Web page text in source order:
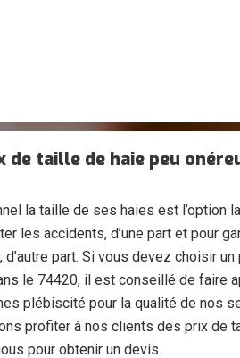
de taille de haie peu
la taille de ses haies est l’option
les accidents, d’une part et pour
part. Si vous devez choisir
le 74420, il est conseillé de faire
plébiscité pour la qualité de nos
profiter à nos clients des prix de
pour obtenir un devis.